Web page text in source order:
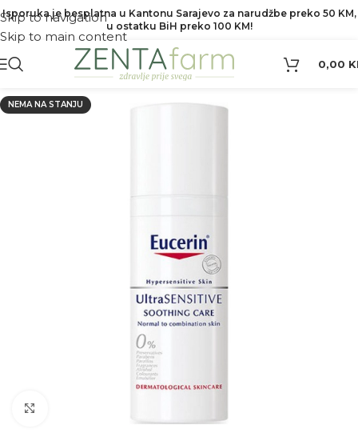
Skip to navigation
Skip to main content
Isporuka je besplatna u Kantonu Sarajevo za narudžbe preko 50 KM,
u ostatku BiH preko 100 KM!
0,00
NEMA NA STANJU